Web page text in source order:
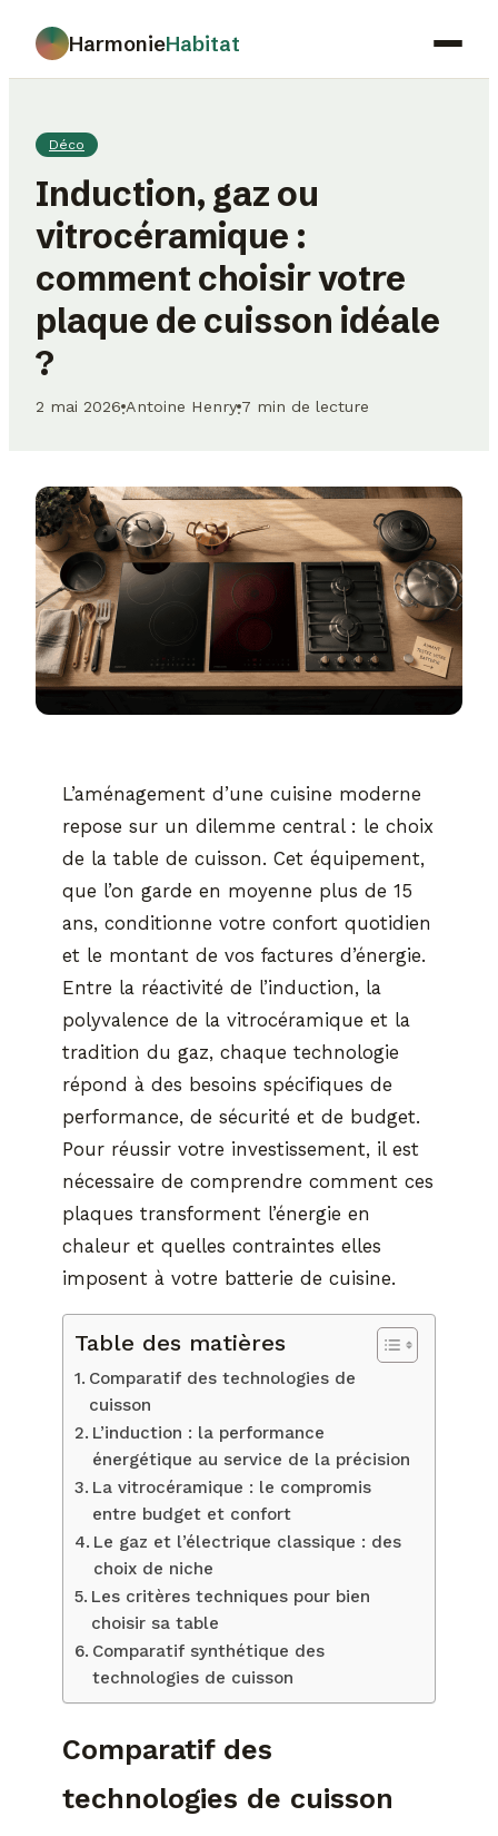
HarmonieHabitat
Déco
Jardinage
Immobilier
Gastronomie
Déco
Induction, gaz ou
vitrocéramique :
comment choisir votre
plaque de cuisson idéale
?
2 mai 2026·Antoine Henry·7 min de lecture
L’aménagement d’une cuisine moderne
repose sur un dilemme central : le choix
de la table de cuisson. Cet équipement,
que l’on garde en moyenne plus de 15
ans, conditionne votre confort quotidien
et le montant de vos factures d’énergie.
Entre la réactivité de l’induction, la
polyvalence de la vitrocéramique et la
tradition du gaz, chaque technologie
répond à des besoins spécifiques de
performance, de sécurité et de budget.
Pour réussir votre investissement, il est
nécessaire de comprendre comment ces
plaques transforment l’énergie en
chaleur et quelles contraintes elles
imposent à votre batterie de cuisine.
Table des matières
Comparatif des technologies de
cuisson
L’induction : la performance
énergétique au service de la précision
La vitrocéramique : le compromis
entre budget et confort
Le gaz et l’électrique classique : des
choix de niche
Les critères techniques pour bien
choisir sa table
Comparatif synthétique des
technologies de cuisson
Comparatif des
technologies de cuisson